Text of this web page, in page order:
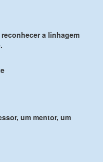
a linhagem
um mentor, um